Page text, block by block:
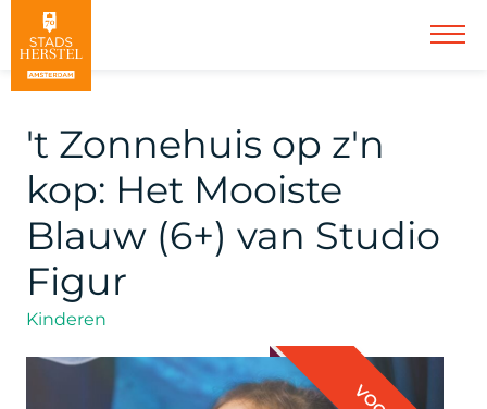
't Zonnehuis op z'n
kop: Het Mooiste
Blauw (6+) van Studio
Figur
Kinderen